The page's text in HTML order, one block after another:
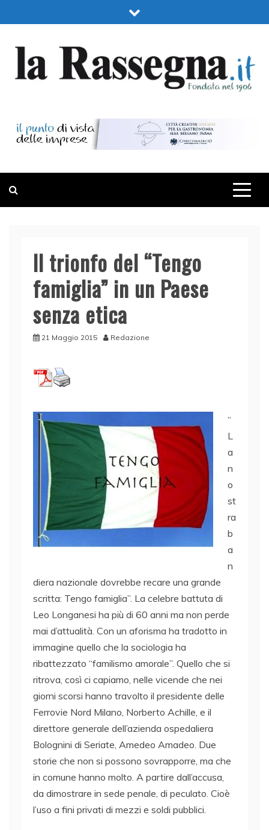
to
Il trionfo del “Tengo
famiglia” in un Paese
senza etica
21 Maggio 2015 Redazione
“
L
a
n
o
st
ra
b
a
n
diera nazionale dovrebbe recare una grande
scritta: Tengo famiglia”. La celebre battuta di
Leo Longanesi ha più di 60 anni ma non perde
mai d’attualità. Con un aforisma ha tradotto in
immagine quello che la sociologia ha
ribattezzato “familismo amorale”. Quello che si
ritrova, così ci capiamo, nelle vicende che nei
giorni scorsi hanno travolto il presidente delle
Ferrovie Nord Milano, Norberto Achille, e il
direttore generale dell’azienda ospedaliera
Bolognini di Seriate, Amedeo Amadeo. Due
storie che non si possono sovrapporre, ma che
in comune hanno molto. A partire dall’accusa,
da dimostrare in sede penale, di peculato. Cioè
l’uso a fini privati di mezzi e soldi pubblici.